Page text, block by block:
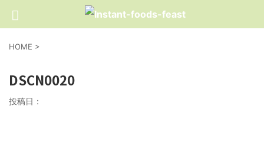
HOME >
DSCN0020
投稿日：